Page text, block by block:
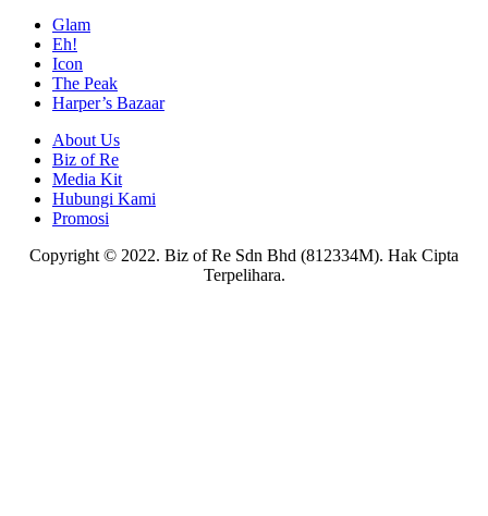
Glam
Eh!
Icon
The Peak
Harper’s Bazaar
About Us
Biz of Re
Media Kit
Hubungi Kami
Promosi
Copyright © 2022. Biz of Re Sdn Bhd (812334M). Hak Cipta
Terpelihara.